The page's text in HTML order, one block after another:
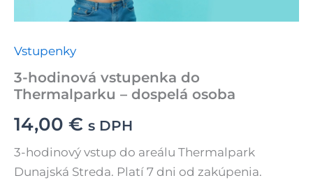
Vstupenky
3-hodinová vstupenka do
Thermalparku – dospelá osoba
14,00 € s DPH
3-hodinový vstup do areálu Thermalpark
Dunajská Streda. Platí 7 dni od zakúpenia.